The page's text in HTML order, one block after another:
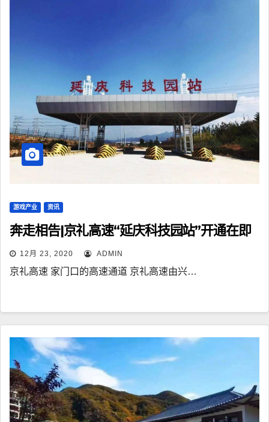
游戏产业 资讯
奔走相告|京礼高速“延庆科技园站”开通在即
12月 23, 2020 ADMIN
京礼高速 家门口的高速通道 京礼高速由兴…